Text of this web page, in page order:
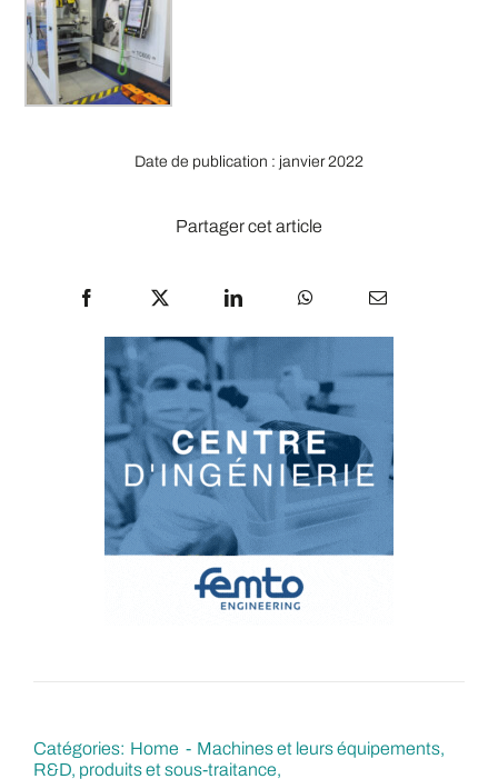
Date de publication : janvier 2022
Partager cet article
Catégories: Home
Machines et leurs équipements
R&D, produits et sous-traitance